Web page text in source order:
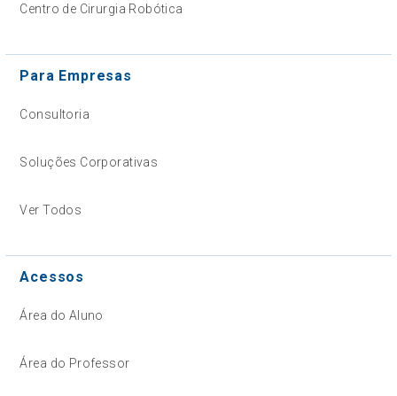
Centro de Cirurgia Robótica
Para Empresas
Consultoria
Soluções Corporativas
Ver Todos
Acessos
Área do Aluno
Área do Professor